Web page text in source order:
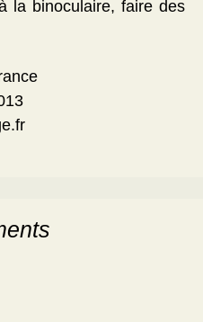
la binoculaire, faire des